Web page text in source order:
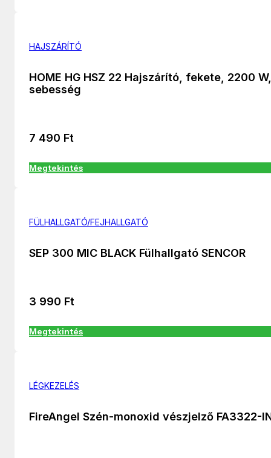
HAJSZÁRÍTÓ
HOME HG HSZ 22 Hajszárító, fekete, 2200
sebesség
7 490 Ft
Megtekintés
FÜLHALLGATÓ/FEJHALLGATÓ
SEP 300 MIC BLACK Fülhallgató SENCOR
3 990 Ft
Megtekintés
LÉGKEZELÉS
FireAngel Szén-monoxid vészjelző FA3322-